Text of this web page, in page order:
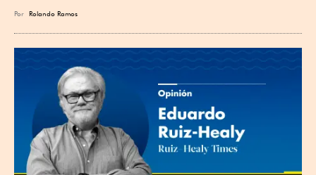
Por Rolando Ramos